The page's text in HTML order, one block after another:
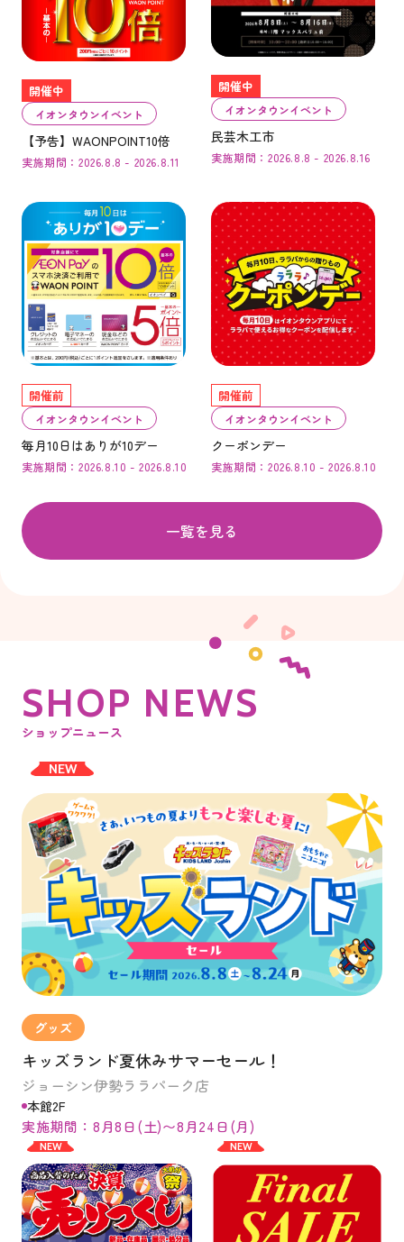
開催中
イオンタウンイベント
【予告】WAONPOINT10倍
実施期間：2026.8.8 - 2026.8.11
開催中
イオンタウンイベント
民芸木工市
実施期間：2026.8.8 - 2026.8.16
開催前
イオンタウンイベント
毎月10日はありが10デー
実施期間：2026.8.10 - 2026.8.10
開催前
イオンタウンイベント
クーポンデー
実施期間：2026.8.10 - 2026.8.10
一覧を見る
SHOP NEWS
ショップニュース
NEW
グッズ
キッズランド夏休みサマーセール！
ジョーシン伊勢ララパーク店
本館2F
実施期間：8月8日(土)〜8月24日(月)
NEW NEW